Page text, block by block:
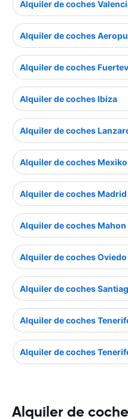
Alquiler de coches
Alquiler de coches
Alquiler de coches
Alquiler de coches Ibiza
Alquiler de coches
Alquiler de coches Mexiko
Alquiler de coches Madrid
Alquiler de coches Mahon
Alquiler de coches Oviedo
Alquiler de coches
Alquiler de coches
Alquiler de coches
Alquiler de